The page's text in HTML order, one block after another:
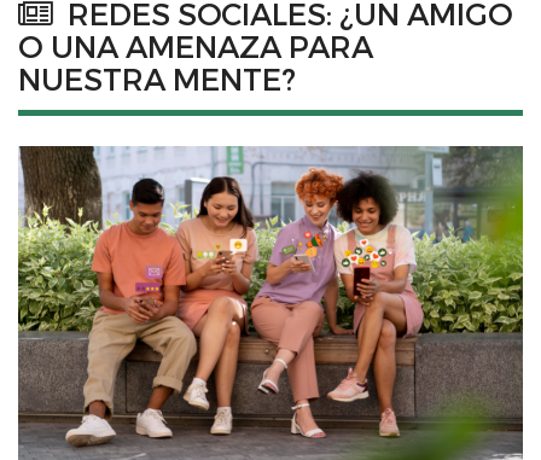
REDES SOCIALES: ¿UN AMIGO
O UNA AMENAZA PARA
NUESTRA MENTE?